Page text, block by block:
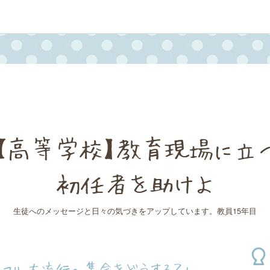
高等学校】教育現場に立
初任者を助けよ
生徒へのメッセージと日々の気づきをアップしています。教員15年目